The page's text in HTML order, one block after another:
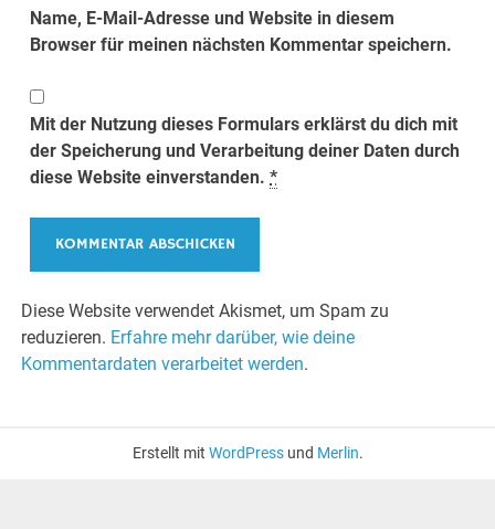
Name, E-Mail-Adresse und Website in diesem
Browser für meinen nächsten Kommentar speichern.
Mit der Nutzung dieses Formulars erklärst du dich mit
der Speicherung und Verarbeitung deiner Daten durch
diese Website einverstanden.*
Diese Website verwendet Akismet, um Spam zu
reduzieren. Erfahre mehr darüber, wie deine
Kommentardaten verarbeitet werden.
Erstellt mit WordPressund Merlin.